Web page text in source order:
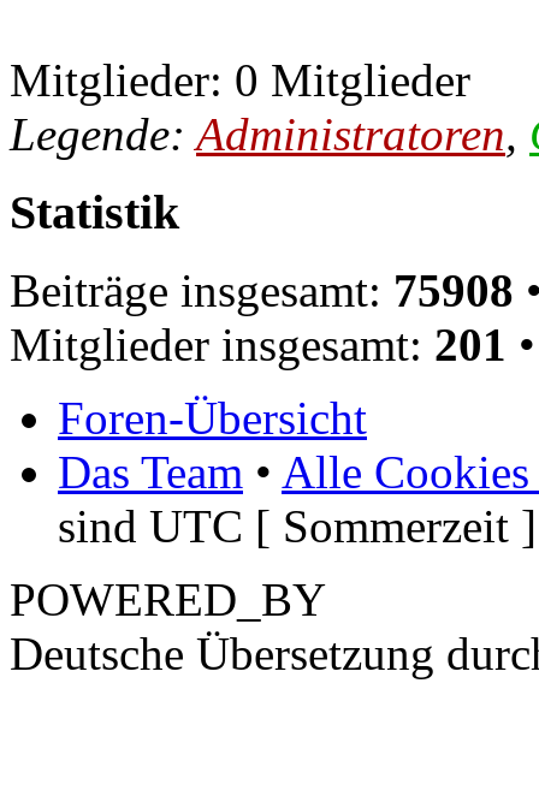
Mitglieder: 0 Mitglieder
Legende:Administratoren,
Statistik
Beiträge insgesamt: 75908
Mitglieder insgesamt: 201
Foren-Übersicht
Das Team • Alle Cookies
sind UTC [ Sommerzeit ]
POWERED_BY
Deutsche Übersetzung